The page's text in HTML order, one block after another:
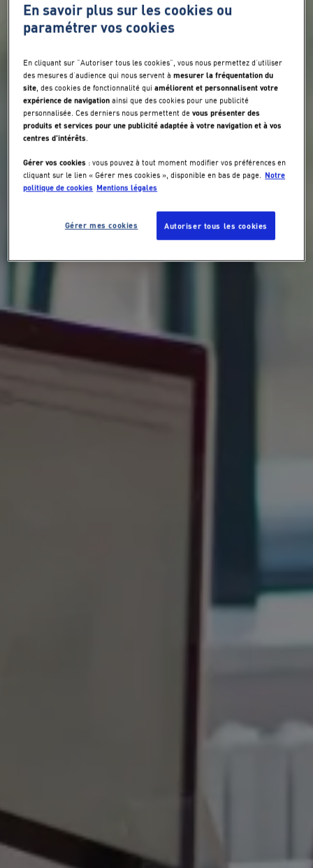
En savoir plus sur les cookies ou
paramétrer vos cookies
En cliquant sur "Autoriser tous les cookies", vous nous permettez d’utiliser
des mesures d’audience qui nous servent àmesurer la fréquentation du
site, des cookies de fonctionnalité quiaméliorent et personnalisent votre
expérience de navigation ainsi que des cookies pour une publicité
personnalisée. Ces derniers nous permettent devous présenter des
produits et services pour une publicité adaptée à votre navigation et à vos
centres d’intérêts.
Gérer vos cookies : vous pouvez à tout moment modifier vos préférences en
cliquant sur le lien « Gérer mes cookies », disponible en bas de page. Notre
politique de cookies Mentions légales
Gérer mes cookies Autoriser tous les cookies